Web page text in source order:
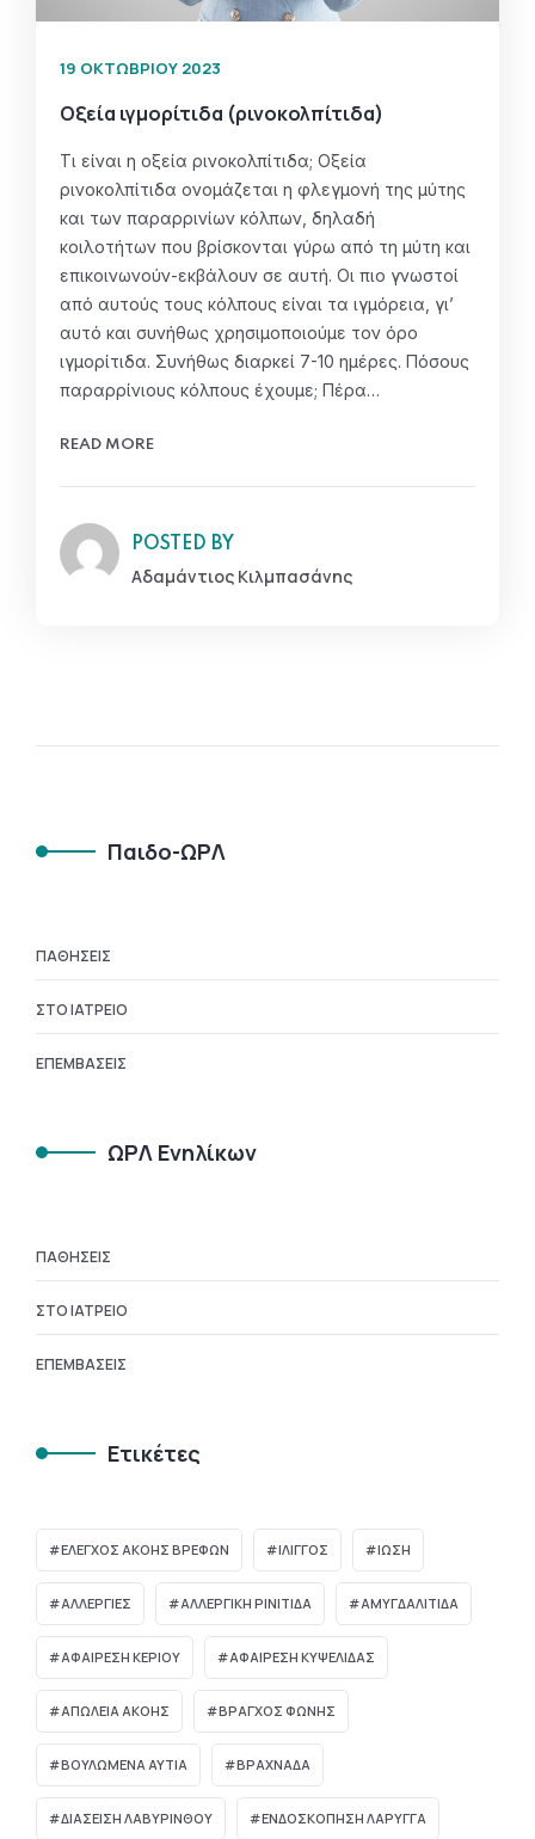
19 ΟΚΤΩΒΡΊΟΥ 2023
Οξεία ιγμορίτιδα (ρινοκολπίτιδα)
Τι είναι η οξεία ρινοκολπίτιδα; Οξεία
ρινοκολπίτιδα ονομάζεται η φλεγμονή της μύτης
και των παραρρινίων κόλπων, δηλαδή
κοιλοτήτων που βρίσκονται γύρω από τη μύτη και
επικοινωνούν-εκβάλουν σε αυτή. Οι πιο γνωστοί
από αυτούς τους κόλπους είναι τα ιγμόρεια, γι’
αυτό και συνήθως χρησιμοποιούμε τον όρο
ιγμορίτιδα. Συνήθως διαρκεί 7-10 ημέρες. Πόσους
παραρρίνιους κόλπους έχουμε; Πέρα…
READ MORE
POSTED BY
Αδαμάντιος Κιλμπασάνης
Παιδο-ΩΡΛ
ΠΑΘΉΣΕΙΣ
ΣΤΟ ΙΑΤΡΕΊΟ
ΕΠΕΜΒΆΣΕΙΣ
ΩΡΛ Ενηλίκων
ΠΑΘΉΣΕΙΣ
ΣΤΟ ΙΑΤΡΕΊΟ
ΕΠΕΜΒΆΣΕΙΣ
Ετικέτες
ΈΛΕΓΧΟΣ ΑΚΟΉΣ ΒΡΕΦΏΝ ΊΛΙΓΓΟΣ ΊΩΣΗ
ΑΛΛΕΡΓΙΕΣ ΑΛΛΕΡΓΙΚΗ ΡΙΝΙΤΙΔΑ ΑΜΥΓΔΑΛΙΤΙΔΑ
ΑΦΑΙΡΕΣΗ ΚΕΡΙΟΥ ΑΦΑΙΡΕΣΗ ΚΥΨΕΛΙΔΑΣ
ΑΠΏΛΕΙΑ ΑΚΟΉΣ ΒΡΑΓΧΟΣ ΦΩΝΗΣ
ΒΟΥΛΩΜΈΝΑ ΑΥΤΙΆ ΒΡΑΧΝΆΔΑ
ΔΙΆΣΕΙΣΗ ΛΑΒΥΡΊΝΘΟΥ ΕΝΔΟΣΚΟΠΗΣΗ ΛΑΡΥΓΓΑ